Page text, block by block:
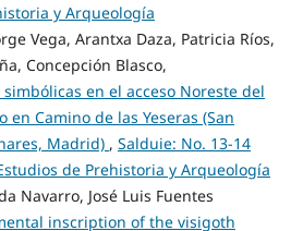
y Arqueología
Vega, Arantxa Daza, Patricia Ríos,
Concepción Blasco,
en el acceso Noreste del
en Camino de las Yeseras (San
Madrid) , Salduie: No. 13-14
de Prehistoria y Arqueología
Navarro, José Luis Fuentes
inscription of the visigoth